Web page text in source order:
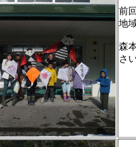
前
地
森
さ